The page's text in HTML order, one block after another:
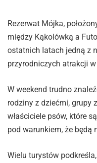
Rezerwat Mójka,
między Kąkolówką a
ostatnich latach jedną z
przyrodniczych atrakcji
W weekend trudno
rodziny z dziećmi, grupy
właściciele psów, które
pod warunkiem, że będą
Wielu turystów